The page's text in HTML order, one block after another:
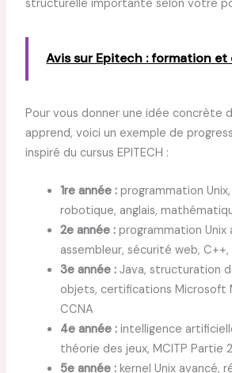
structurelle importante selon votre
Avis sur Epitech : formation
Pour vous donner une idée concrète
apprend, voici un exemple de
inspiré du cursus EPITECH :
1re année :programmation
robotique, anglais,
2e année :programmation Unix
assembleur, sécurité web,
3e année :Java, structuration
objets, certifications Microsoft
CCNA
4e année :intelligence
théorie des jeux, MCITP Partie 2
5e année :kernel Unix avancé,